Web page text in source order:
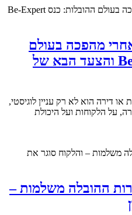
מהפכה בעולם
ההובלות: כנס Be-Expert והצעד הבא של
דירה הוא לא רק עניין לוגיסטי,
על הלקוחות ועל היכולת
ההובלה משלמות –